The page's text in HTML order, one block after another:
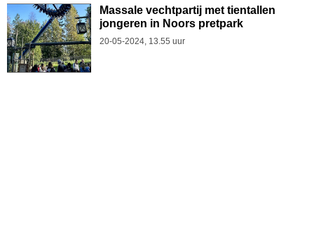
Massale vechtpartij met tientallen
jongeren in Noors pretpark
20-05-2024, 13.55 uur